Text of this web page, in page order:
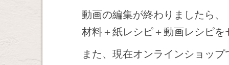
動画の編集が終わりましたら、
材料＋紙レシピ＋動画レシピ
また、現在オンラインショッ